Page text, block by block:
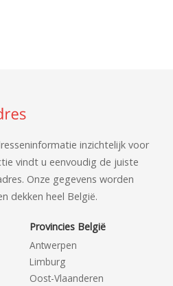
inzichtelijk voor
vindt u eenvoudig de juiste
Onze gegevens worden
dekken heel België.
Provincies België
Antwerpen
Limburg
Oost-Vlaanderen